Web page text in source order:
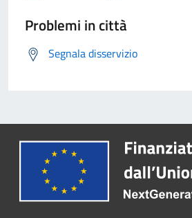
Problemi in città
Segnala disservizio